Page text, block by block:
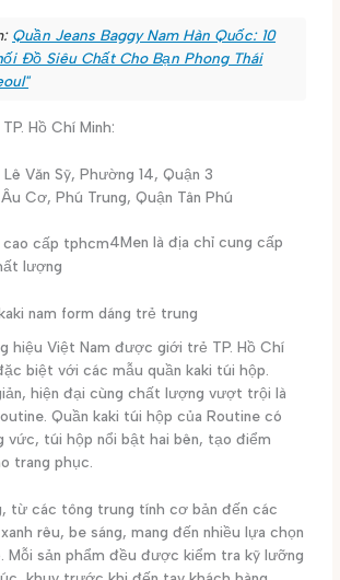
Quần Jeans Baggy Nam Hàn Quốc: 10
Đồ Siêu Chất Cho Bạn Phong Thái
Hồ Chí Minh:
Văn Sỹ, Phường 14, Quận 3
Cơ, Phú Trung, Quận Tân Phú
4Men là địa chỉ cung cấp
lượng
nam form dáng trẻ trung
hiệu Việt Nam được giới trẻ TP. Hồ Chí
biệt với các mẫu quần kaki túi hộp.
hiện đại cùng chất lượng vượt trội là
Quần kaki túi hộp của Routine có
vức, túi hộp nổi bật hai bên, tạo điểm
trang phục.
từ các tông trung tính cơ bản đến các
rêu, be sáng, mang đến nhiều lựa chọn
Mỗi sản phẩm đều được kiểm tra kỹ lưỡng